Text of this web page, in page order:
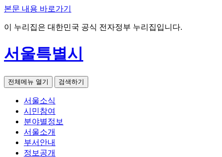
본문 내용 바로가기
이 누리집은 대한민국 공식 전자정부 누리집입니다.
서울특별시
전체메뉴 열기 검색하기
서울소식
시민참여
분야별정보
서울소개
부서안내
정보공개